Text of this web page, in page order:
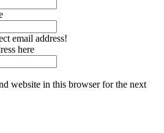
email address!
here
website in this browser for the next